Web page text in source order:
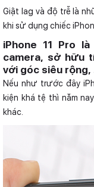
Giật lag và độ trễ là
khi sử dụng chiếc
iPhone 11 Pro
camera, sở hữu
với góc siêu rộng,
Nếu như trước đây
kiện khá tệ thì năm
khác.